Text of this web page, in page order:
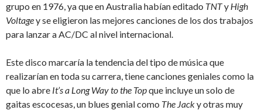
grupo en 1976, ya que en Australia habían editado TNTy High
Voltagey se eligieron las mejores canciones de los dos trabajos
para lanzar a AC/DC al nivel internacional.
Este disco marcaría la tendencia del tipo de música que
realizarían en toda su carrera, tiene canciones geniales como la
que lo abre It’s a Long Way to the Topque incluye un solo de
gaitas escocesas, un blues genial como The Jacky otras muy